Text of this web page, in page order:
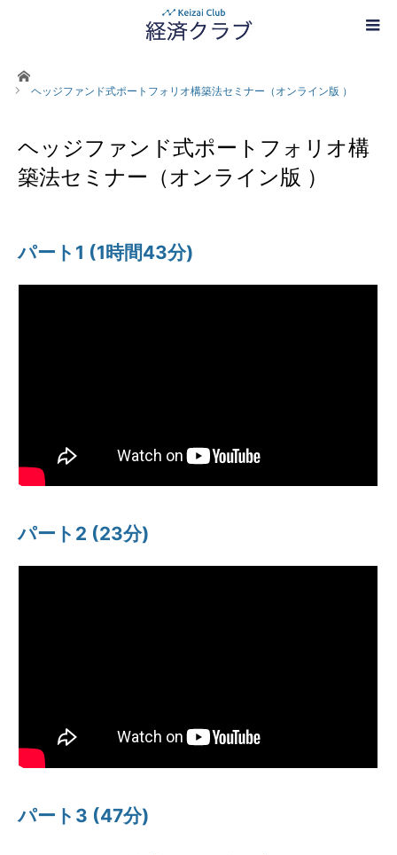
ホーム
ヘッジファンド式ポートフォリオ構築法セミナー（オンライン版 ）
ヘッジファンド式ポートフォリオ構
築法セミナー（オンライン版 ）
パート1 (1時間43分)
パート2 (23分)
パート3 (47分)